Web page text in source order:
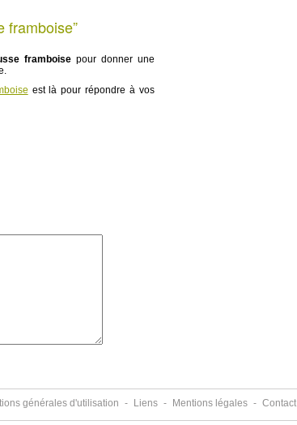
framboise”
framboise pour donner une
est là pour répondre à vos
générales d'utilisation - Liens - Mentions légales - Contact